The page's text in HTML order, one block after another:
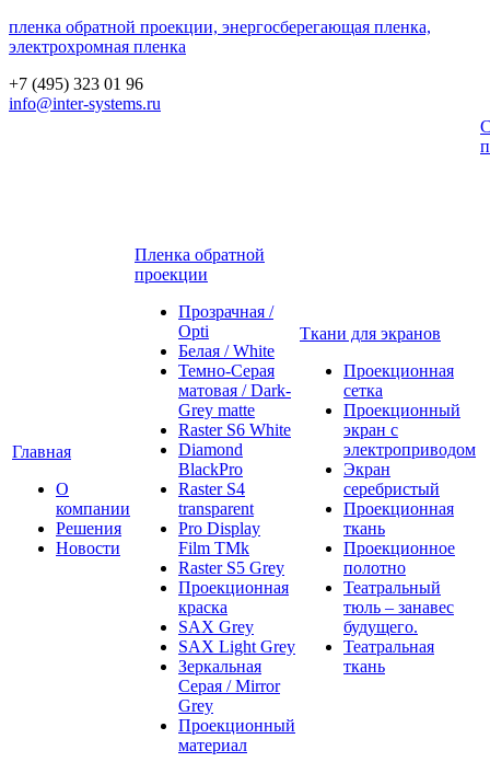
пленка обратной проекции, энергосберегающая пленка,
электрохромная пленка
+7 (495) 323 01 96
info@inter-systems.ru
Главная
О
компании
Решения
Новости
Пленка обратной
проекции
Прозрачная /
Opti
Белая / White
Темно-Серая
матовая / Dark-
Grey matte
Raster S6 White
Diamond
BlackPro
Raster S4
transparent
Pro Display
Film ТМk
Raster S5 Grey
Проекционная
краска
SAX Grey
SAX Light Grey
Зеркальная
Серая / Mirror
Grey
Проекционный
материал
Ткани для экранов
Проекционная
сетка
Проекционный
экран с
электроприводом
Экран
серебристый
Проекционная
ткань
Проекционное
полотно
Театральный
тюль – занавес
будущего.
Театральная
ткань